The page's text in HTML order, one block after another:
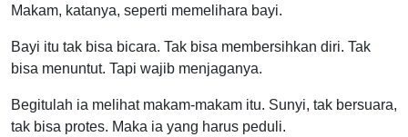
Makam, katanya, seperti memelihara bayi.
Bayi itu tak bisa bicara. Tak bisa membersihkan diri. Tak
bisa menuntut. Tapi wajib menjaganya.
Begitulah ia melihat makam-makam itu. Sunyi, tak bersuara,
tak bisa protes. Maka ia yang harus peduli.